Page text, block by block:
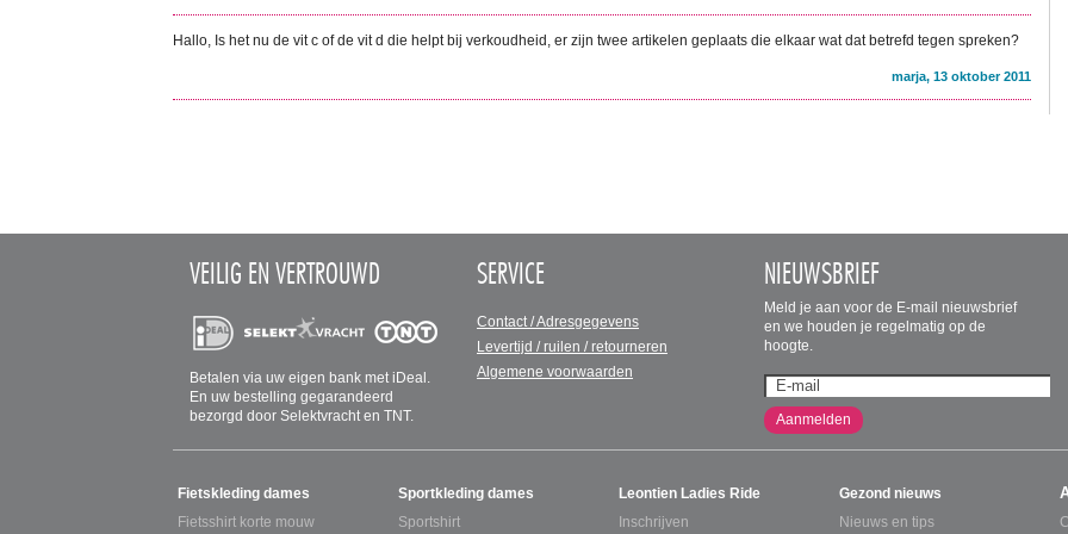
Hallo, Is het nu de vit c of de vit d die helpt bij verkoudheid, er zijn twee artikelen geplaats die elkaar wat dat betrefd tegen spreken?
marja, 13 oktober 2011
VEILIG EN VERTROUWD
Betalen via uw eigen bank met iDeal.
En uw bestelling gegarandeerd
bezorgd door Selektvracht en TNT.
SERVICE
Contact / Adresgegevens
Levertijd / ruilen / retourneren
Algemene voorwaarden
NIEUWSBRIEF
Meld je aan voor de E-mail nieuwsbrief
en we houden je regelmatig op de
hoogte.
Aanmelden
SITEMAP
Fietskleding dames
Fietsshirt korte mouw
Sportkleding dames
Sportshirt
Leontien Ladies Ride
Inschrijven
Gezond nieuws
Nieuws en tips